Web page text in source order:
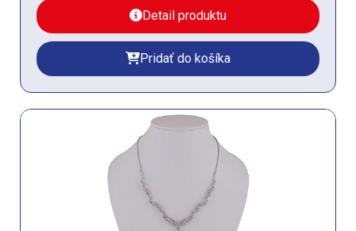
Detail produktu
Pridať do košíka